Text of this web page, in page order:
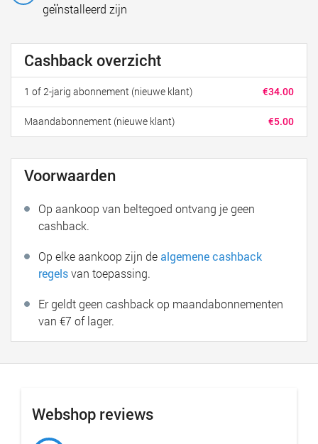
geïnstalleerd zijn
Cashback overzicht
€34.00
1 of 2-jarig abonnement (nieuwe klant)
€5.00
Maandabonnement (nieuwe klant)
Voorwaarden
Op aankoop van beltegoed ontvang je geen
cashback.
Op elke aankoop zijn dealgemene cashback
regelsvan toepassing.
Er geldt geen cashback op maandabonnementen
van €7 of lager.
Webshop reviews